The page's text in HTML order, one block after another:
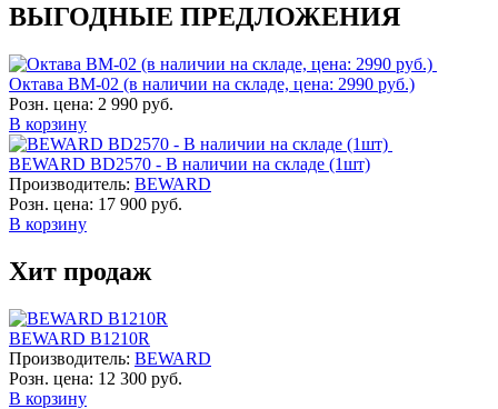
ВЫГОДНЫЕ ПРЕДЛОЖЕНИЯ
Октава ВМ-02 (в наличии на складе, цена: 2990 руб.)
Розн. цена: 2 990 руб.
В корзину
BEWARD BD2570 - В наличии на складе (1шт)
Производитель: BEWARD
Розн. цена: 17 900 руб.
В корзину
Хит продаж
BEWARD B1210R
Производитель: BEWARD
Розн. цена: 12 300 руб.
В корзину